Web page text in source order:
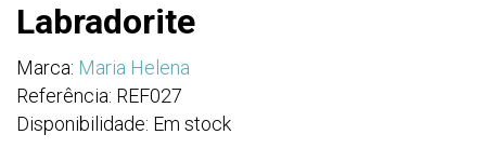
Labradorite
Marca: Maria Helena
Referência: REF027
Disponibilidade: Em stock